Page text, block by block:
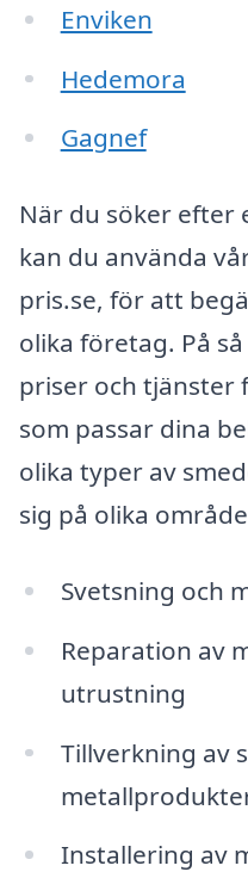
Enviken
Hedemora
Gagnef
När du söker efter
kan du använda
pris.se, för att
olika företag. På
priser och tjänster
som passar dina
olika typer av
sig på olika
Svetsning och
Reparation av
utrustning
Tillverkning av
Installering av